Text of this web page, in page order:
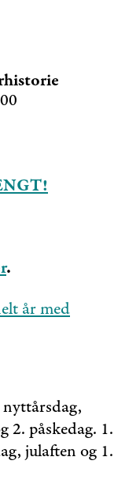
.
år med
2. påskedag. 1.
julaften og 1.